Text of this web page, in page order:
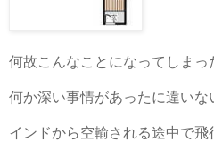
何故こんなことになってしまっ
何か深い事情があったに違いな
インドから空輸される途中で飛